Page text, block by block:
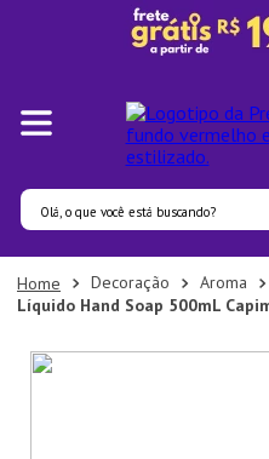
Olá, o que você está buscando?
Decoração Aroma
Líquido Hand Soap 500mL
Termos mais buscados
1º
Pratos
2º
Panelas